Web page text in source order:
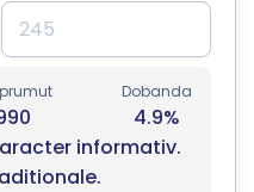
Dobanda
4.9%
informativ.